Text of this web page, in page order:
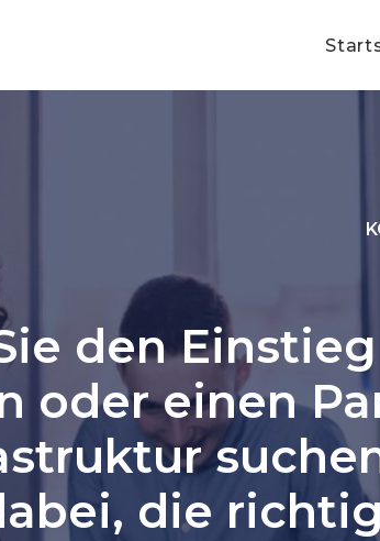
den
oder einen
die